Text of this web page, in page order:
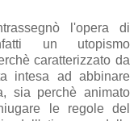
l'opera di
un utopismo
caratterizzato da
intesa ad abbinare
sia perchè animato
le regole del